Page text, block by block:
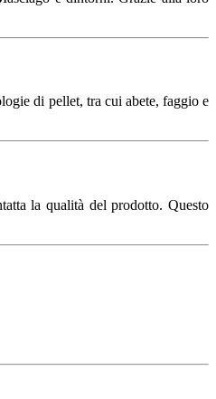
di pellet, tra cui abete, faggio e
la qualità del prodotto. Questo